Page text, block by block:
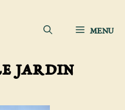
MENU
jardin